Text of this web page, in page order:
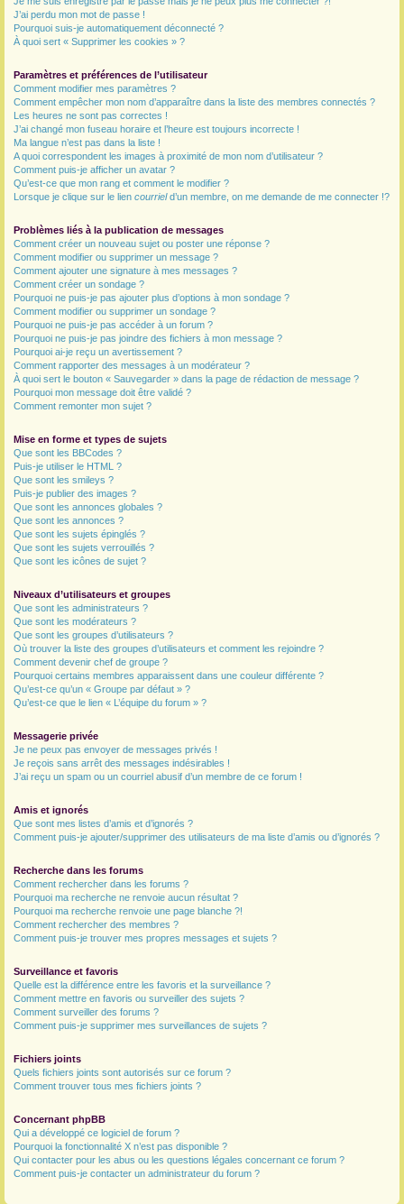
J’ai perdu mon mot de passe !
Pourquoi suis-je automatiquement déconnecté ?
À quoi sert « Supprimer les cookies » ?
Paramètres et préférences de l’utilisateur
Comment modifier mes paramètres ?
Comment empêcher mon nom d’apparaître dans la liste des membres connectés ?
Les heures ne sont pas correctes !
J’ai changé mon fuseau horaire et l’heure est toujours incorrecte !
Ma langue n’est pas dans la liste !
A quoi correspondent les images à proximité de mon nom d’utilisateur ?
Comment puis-je afficher un avatar ?
Qu’est-ce que mon rang et comment le modifier ?
Lorsque je clique sur le lien courrield’un membre, on me demande de me connecter !?
Problèmes liés à la publication de messages
Comment créer un nouveau sujet ou poster une réponse ?
Comment modifier ou supprimer un message ?
Comment ajouter une signature à mes messages ?
Comment créer un sondage ?
Pourquoi ne puis-je pas ajouter plus d’options à mon sondage ?
Comment modifier ou supprimer un sondage ?
Pourquoi ne puis-je pas accéder à un forum ?
Pourquoi ne puis-je pas joindre des fichiers à mon message ?
Pourquoi ai-je reçu un avertissement ?
Comment rapporter des messages à un modérateur ?
À quoi sert le bouton « Sauvegarder » dans la page de rédaction de message ?
Pourquoi mon message doit être validé ?
Comment remonter mon sujet ?
Mise en forme et types de sujets
Que sont les BBCodes ?
Puis-je utiliser le HTML ?
Que sont les smileys ?
Puis-je publier des images ?
Que sont les annonces globales ?
Que sont les annonces ?
Que sont les sujets épinglés ?
Que sont les sujets verrouillés ?
Que sont les icônes de sujet ?
Niveaux d’utilisateurs et groupes
Que sont les administrateurs ?
Que sont les modérateurs ?
Que sont les groupes d’utilisateurs ?
Où trouver la liste des groupes d’utilisateurs et comment les rejoindre ?
Comment devenir chef de groupe ?
Pourquoi certains membres apparaissent dans une couleur différente ?
Qu’est-ce qu’un « Groupe par défaut » ?
Qu’est-ce que le lien « L’équipe du forum » ?
Messagerie privée
Je ne peux pas envoyer de messages privés !
Je reçois sans arrêt des messages indésirables !
J’ai reçu un spam ou un courriel abusif d’un membre de ce forum !
Amis et ignorés
Que sont mes listes d’amis et d’ignorés ?
Comment puis-je ajouter/supprimer des utilisateurs de ma liste d’amis ou d’ignorés ?
Recherche dans les forums
Comment rechercher dans les forums ?
Pourquoi ma recherche ne renvoie aucun résultat ?
Pourquoi ma recherche renvoie une page blanche ?!
Comment rechercher des membres ?
Comment puis-je trouver mes propres messages et sujets ?
Surveillance et favoris
Quelle est la différence entre les favoris et la surveillance ?
Comment mettre en favoris ou surveiller des sujets ?
Comment surveiller des forums ?
Comment puis-je supprimer mes surveillances de sujets ?
Fichiers joints
Quels fichiers joints sont autorisés sur ce forum ?
Comment trouver tous mes fichiers joints ?
Concernant phpBB
Qui a développé ce logiciel de forum ?
Pourquoi la fonctionnalité X n’est pas disponible ?
Qui contacter pour les abus ou les questions légales concernant ce forum ?
Comment puis-je contacter un administrateur du forum ?